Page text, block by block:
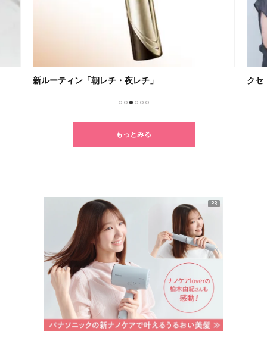
新ルーティン「朝レチ・夜レチ」 クセ
もっとみる
PR